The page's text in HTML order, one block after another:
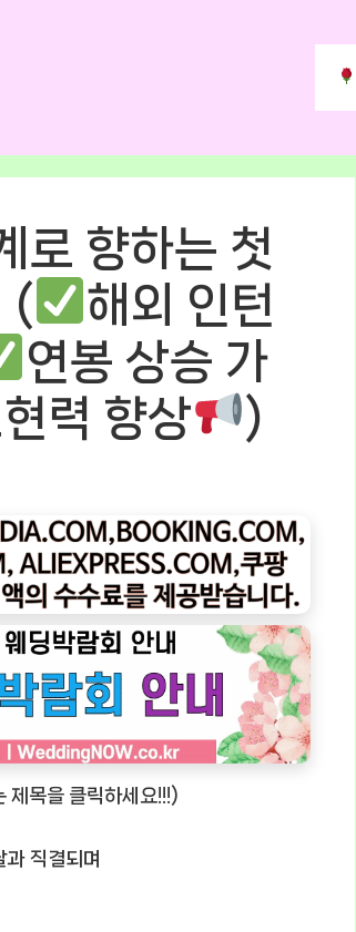
로 향하는 첫
(
해외 인턴
연봉 상승 가
력 향상 )
제목을 클릭하세요!!!)
과 직결되며